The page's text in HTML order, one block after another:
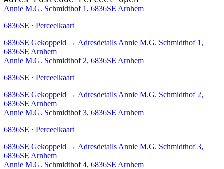
Annie M.G. Schmidthof 1, 6836SE Arnhem
6836SE · Perceelkaart
6836SE Gekoppeld → Adresdetails Annie M.G. Schmidthof 1,
6836SE Arnhem
Annie M.G. Schmidthof 2, 6836SE Arnhem
6836SE · Perceelkaart
6836SE Gekoppeld → Adresdetails Annie M.G. Schmidthof 2,
6836SE Arnhem
Annie M.G. Schmidthof 3, 6836SE Arnhem
6836SE · Perceelkaart
6836SE Gekoppeld → Adresdetails Annie M.G. Schmidthof 3,
6836SE Arnhem
Annie M.G. Schmidthof 4, 6836SE Arnhem